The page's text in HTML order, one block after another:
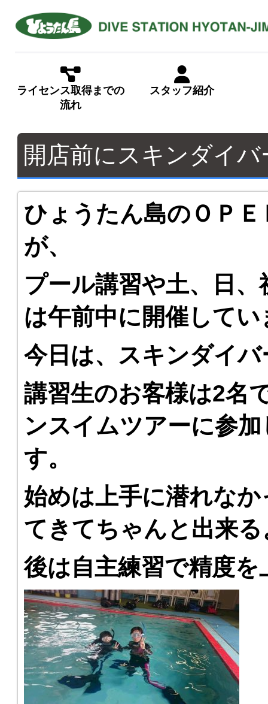
ライセンス取得までの
流れ
スタッフ紹介
開店前にスキンダイ
ひょうたん島のＯＰ
が、
プール講習や土、日
は午前中に開催してい
今日は、スキンダイ
講習生のお客様は2名
ンスイムツアーに参
す。
始めは上手に潜れな
てきてちゃんと出来
後は自主練習で精度